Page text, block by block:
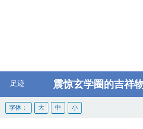
足迹 震惊玄学圈的吉祥
字体： 大 中 小